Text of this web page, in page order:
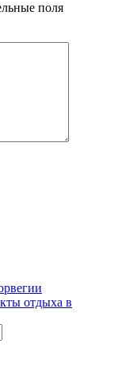
поля
отдыха в